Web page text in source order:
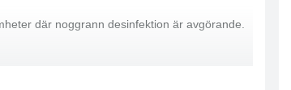
där noggrann desinfektion är avgörande.